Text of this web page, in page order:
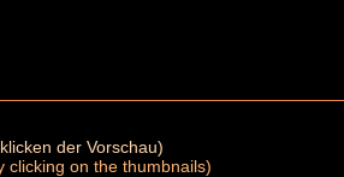
der Vorschau)
clicking on the thumbnails)